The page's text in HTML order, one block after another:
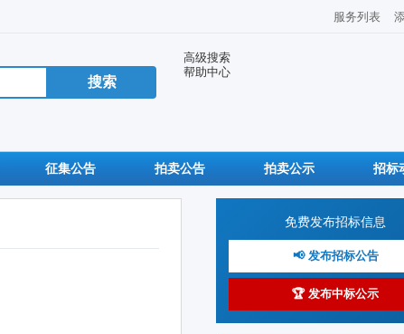
服务列表
高级搜索
帮助中心
征集公告 拍卖公告 拍卖公示 招标
免费发布招标信息
📢 发布招标公告
🏆 发布中标公示